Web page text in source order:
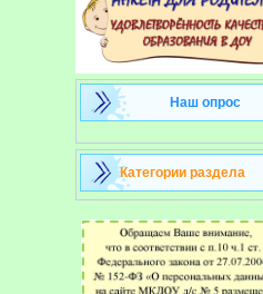
Наш опрос
Категории раздела